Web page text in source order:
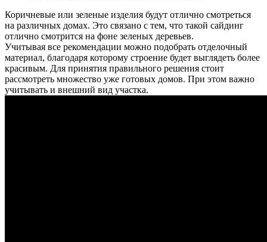
Коричневые или зеленые изделия будут отлично смотреться
на различных домах. Это связано с тем, что такой сайдинг
отлично смотрится на фоне зеленых деревьев.
Учитывая все рекомендации можно подобрать отделочный
материал, благодаря которому строение будет выглядеть более
красивым. Для принятия правильного решения стоит
рассмотреть множество уже готовых домов. При этом важно
учитывать и внешний вид участка.